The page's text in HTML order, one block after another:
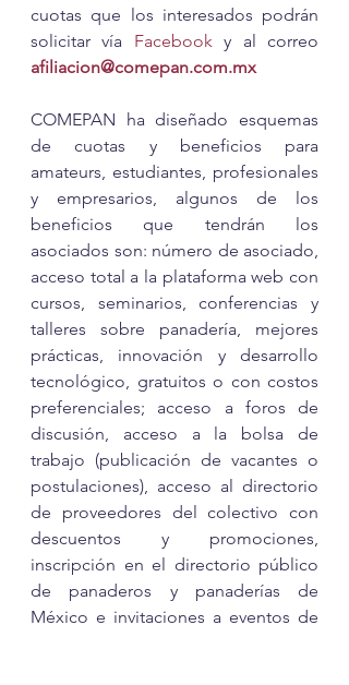
cuotas que los interesados podrán
solicitar vía Facebook
afiliacion@comepan.com.mx
COMEPAN ha diseñado esquemas
de cuotas y beneficios para
amateurs, estudiantes, profesionales
y empresarios, algunos de los
beneficios que tendrán los
asociados son: número de asociado,
acceso total a la plataforma web con
cursos, seminarios, conferencias y
talleres sobre panadería, mejores
prácticas, innovación y desarrollo
tecnológico, gratuitos o con costos
preferenciales; acceso a foros de
discusión, acceso a la bolsa de
trabajo (publicación de vacantes o
postulaciones), acceso al directorio
de proveedores del colectivo con
descuentos y promociones,
inscripción en el directorio público
de panaderos y panaderías de
México e invitaciones a eventos de